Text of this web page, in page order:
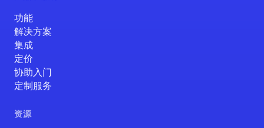
功能
解决方案
集成
定价
协助入门
定制服务
资源